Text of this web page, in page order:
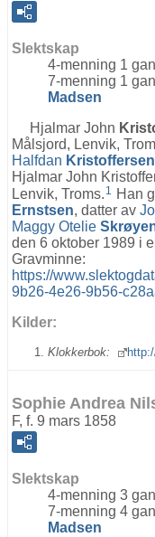
Slektskap
4-menning 1
7-menning 1
Madsen
Hjalmar John
Målsjord, Lenvik,
Halfdan Kristoffersen
Hjalmar John
Lenvik, Troms. 1 Han
Ernstsen, datter av
Maggy Otelie
den 6 oktober 1989 i
Gravminne:
https://
9b26-4e26-9b56-
Kilder:
Klokkerbok:
Sophie Andrea
F, f. 9 mars 1858
Slektskap
4-menning 3
7-menning 4
Madsen